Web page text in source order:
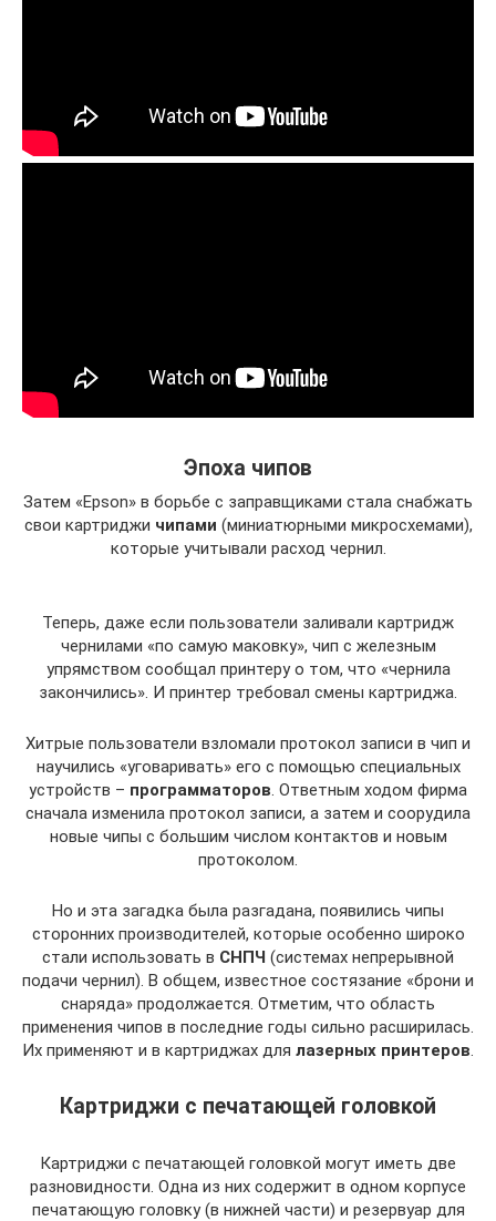
Эпоха чипов
Затем «Epson» в борьбе с заправщиками стала снабжать
свои картриджи чипами (миниатюрными микросхемами),
которые учитывали расход чернил.
Теперь, даже если пользователи заливали картридж
чернилами «по самую маковку», чип с железным
упрямством сообщал принтеру о том, что «чернила
закончились». И принтер требовал смены картриджа.
Хитрые пользователи взломали протокол записи в чип и
научились «уговаривать» его с помощью специальных
устройств – программаторов . Ответным ходом фирма
сначала изменила протокол записи, а затем и соорудила
новые чипы с большим числом контактов и новым
протоколом.
Но и эта загадка была разгадана, появились чипы
сторонних производителей, которые особенно широко
стали использовать в СНПЧ (системах непрерывной
подачи чернил). В общем, известное состязание «брони и
снаряда» продолжается. Отметим, что область
применения чипов в последние годы сильно расширилась.
Их применяют и в картриджах для лазерных принтеров
Картриджи с печатающей головкой
Картриджи с печатающей головкой могут иметь две
разновидности. Одна из них содержит в одном корпусе
печатающую головку (в нижней части) и резервуар для